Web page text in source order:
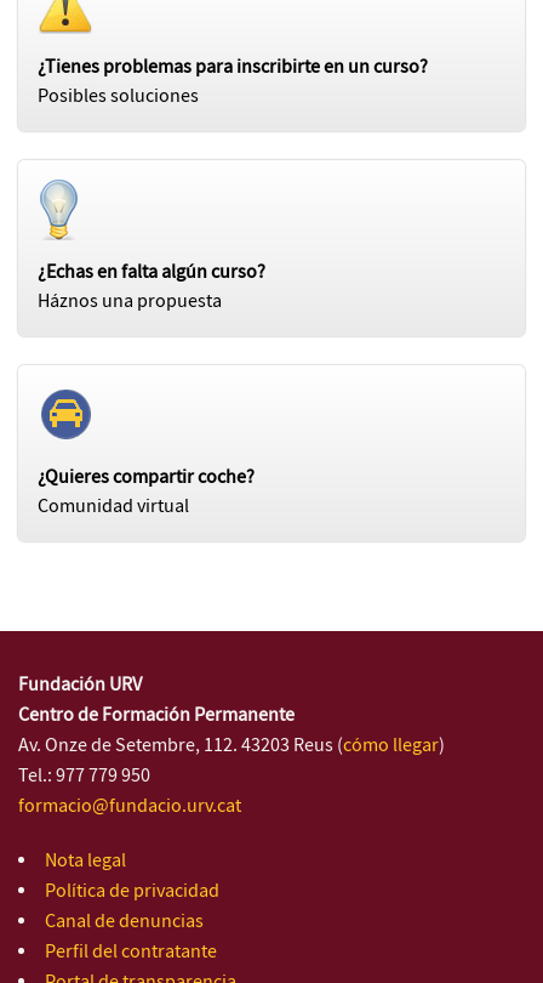
¿Tienes problemas para inscribirte en un curso?
Posibles soluciones
¿Echas en falta algún curso?
Háznos una propuesta
¿Quieres compartir coche?
Comunidad virtual
Fundación URV
Centro de Formación Permanente
Av. Onze de Setembre, 112. 43203 Reus (cómo llegar)
Tel.: 977 779 950
formacio@fundacio.urv.cat
Nota legal
Política de privacidad
Canal de denuncias
Perfil del contratante